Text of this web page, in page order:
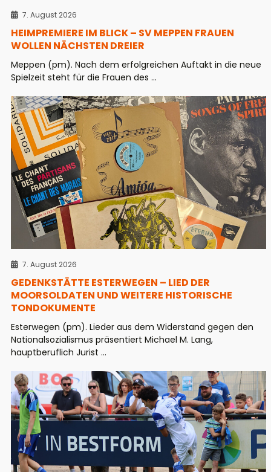
7. August 2026
HEIMPREMIERE IM BLICK – SV MEPPEN FRAUEN
WOLLEN NÄCHSTEN DREIER
Meppen (pm). Nach dem erfolgreichen Auftakt in die neue
Spielzeit steht für die Frauen des ...
7. August 2026
GEDENKSTÄTTE ESTERWEGEN – LIED DER
MOORSOLDATEN UND WEITERE HISTORISCHE
TONDOKUMENTE
Esterwegen (pm). Lieder aus dem Widerstand gegen den
Nationalsozialismus präsentiert Michael M. Lang,
hauptberuflich Jurist ...